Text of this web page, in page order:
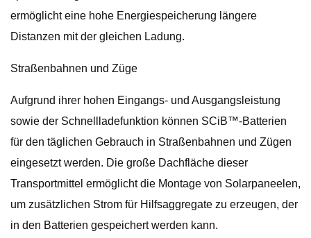
ermöglicht eine hohe Energiespeicherung längere
Distanzen mit der gleichen Ladung.
Straßenbahnen und Züge
Aufgrund ihrer hohen Eingangs- und Ausgangsleistung
sowie der Schnellladefunktion können SCiB™-Batterien
für den täglichen Gebrauch in Straßenbahnen und Zügen
eingesetzt werden. Die große Dachfläche dieser
Transportmittel ermöglicht die Montage von Solarpaneelen,
um zusätzlichen Strom für Hilfsaggregate zu erzeugen, der
in den Batterien gespeichert werden kann.